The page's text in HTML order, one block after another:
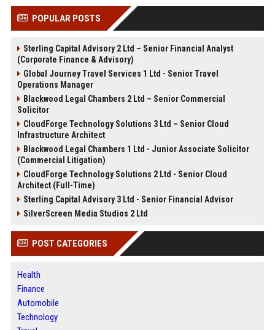
POPULAR POSTS
Sterling Capital Advisory 2 Ltd – Senior Financial Analyst
(Corporate Finance & Advisory)
Global Journey Travel Services 1 Ltd - Senior Travel
Operations Manager
Blackwood Legal Chambers 2 Ltd – Senior Commercial
Solicitor
CloudForge Technology Solutions 3 Ltd – Senior Cloud
Infrastructure Architect
Blackwood Legal Chambers 1 Ltd - Junior Associate Solicitor
(Commercial Litigation)
CloudForge Technology Solutions 2 Ltd - Senior Cloud
Architect (Full-Time)
Sterling Capital Advisory 3 Ltd - Senior Financial Advisor
SilverScreen Media Studios 2 Ltd
POST CATEGORIES
Health
Finance
Automobile
Technology